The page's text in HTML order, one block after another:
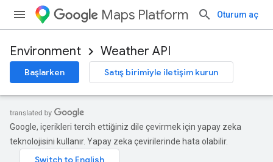
Maps Platform Oturum aç
Environment Weather API
Başlarken Satış birimiyle iletişim kurun
Google, içerikleri tercih ettiğiniz dile çevirmek için yapay zeka
teknolojisini kullanır. Yapay zeka çevirilerinde hata olabilir.